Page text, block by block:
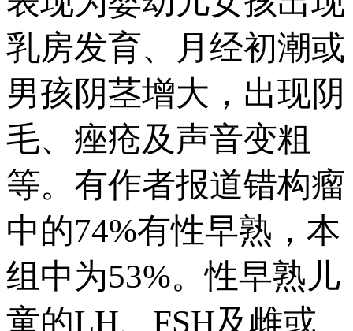
乳房发育、月经初潮或
男孩阴茎增大，出现阴
毛、痤疮及声音变粗
等。有作者报道错构瘤
中的74%有性早熟，本
组中为53%。性早熟儿
童的LH、FSH及雌或